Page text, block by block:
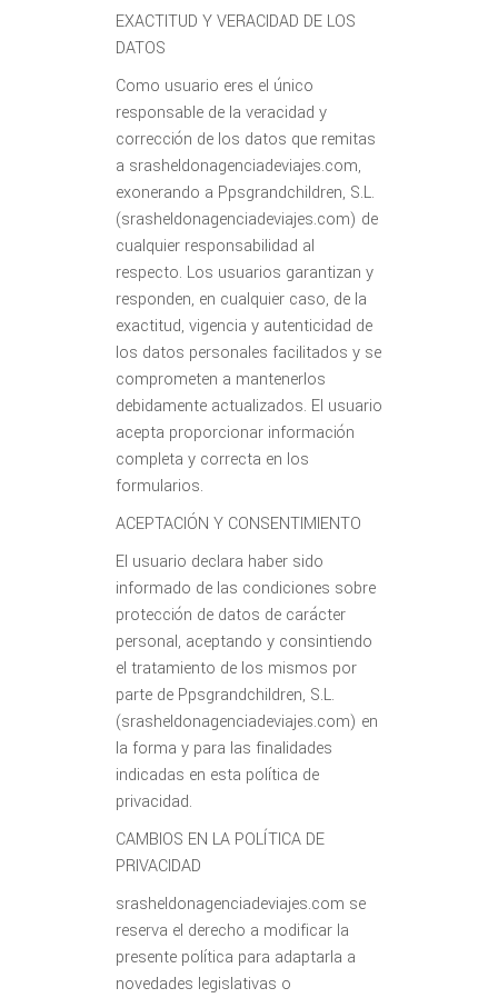
EXACTITUD Y VERACIDAD DE LOS
DATOS
Como usuario eres el único
responsable de la veracidad y
corrección de los datos que remitas
a srasheldonagenciadeviajes.com,
exonerando a Ppsgrandchildren, S.L.
(srasheldonagenciadeviajes.com) de
cualquier responsabilidad al
respecto. Los usuarios garantizan y
responden, en cualquier caso, de la
exactitud, vigencia y autenticidad de
los datos personales facilitados y se
comprometen a mantenerlos
debidamente actualizados. El usuario
acepta proporcionar información
completa y correcta en los
formularios.
ACEPTACIÓN Y CONSENTIMIENTO
El usuario declara haber sido
informado de las condiciones sobre
protección de datos de carácter
personal, aceptando y consintiendo
el tratamiento de los mismos por
parte de Ppsgrandchildren, S.L.
(srasheldonagenciadeviajes.com) en
la forma y para las finalidades
indicadas en esta política de
privacidad.
CAMBIOS EN LA POLÍTICA DE
PRIVACIDAD
srasheldonagenciadeviajes.com se
reserva el derecho a modificar la
presente política para adaptarla a
novedades legislativas o